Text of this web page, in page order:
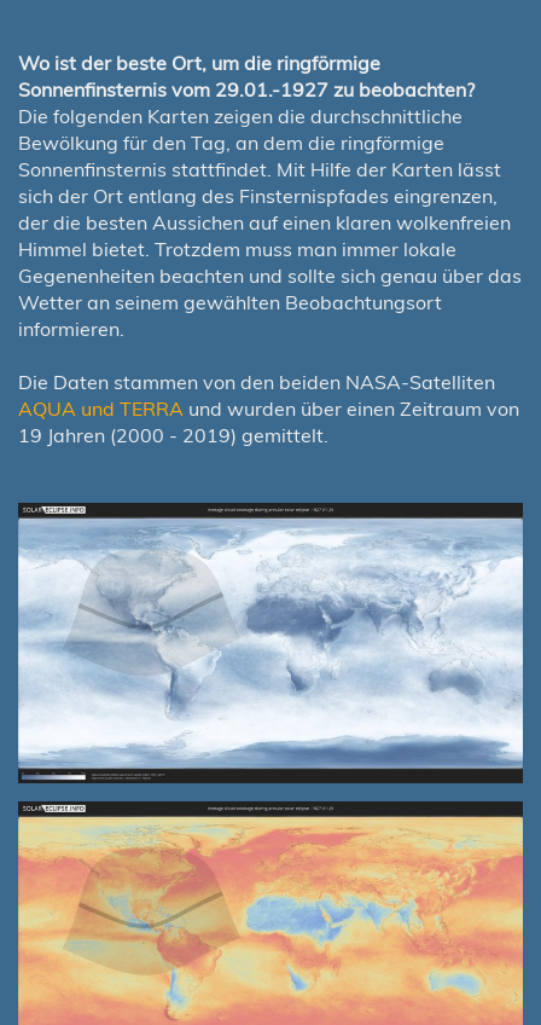
Wo ist der beste Ort, um die ringförmige
Sonnenfinsternis vom 29.01.-1927 zu beobachten?
Die folgenden Karten zeigen die durchschnittliche
Bewölkung für den Tag, an dem die ringförmige
Sonnenfinsternis stattfindet. Mit Hilfe der Karten lässt
sich der Ort entlang des Finsternispfades eingrenzen,
der die besten Aussichen auf einen klaren wolkenfreien
Himmel bietet. Trotzdem muss man immer lokale
Gegenenheiten beachten und sollte sich genau über das
Wetter an seinem gewählten Beobachtungsort
informieren.
Die Daten stammen von den beiden NASA-Satelliten
AQUA und TERRA und wurden über einen Zeitraum von
19 Jahren (2000 - 2019) gemittelt.